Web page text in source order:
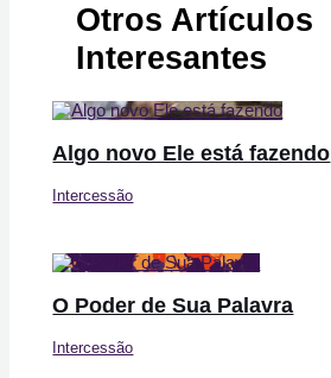
Otros Artículos
Interesantes
Algo novo Ele está fazendo
Intercessão
O Poder de Sua Palavra
Intercessão